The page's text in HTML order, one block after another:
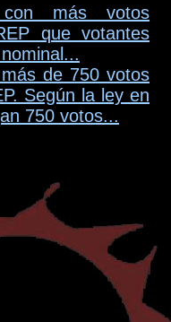
más votos
que votantes
de 750 votos
Según la ley en
750 votos...